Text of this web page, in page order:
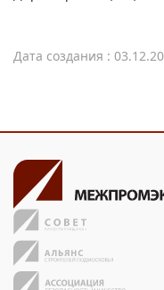
Дата создания :